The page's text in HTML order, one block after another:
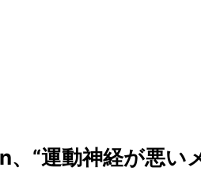
、“運動神経が悪い